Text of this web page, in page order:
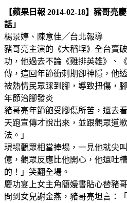
【蘋果日報 2014-02-18】豬哥亮
話」
楊景婷、陳意佳╱台北報導
豬哥亮主演的《大稻埕》全台賣
功，他過去不論《雞排英雄》、
傳，這回年節衝刺期卻神隱，他
被熱情民眾踩到腳，導致扭傷，
年節治腳發炎
豬哥亮年節飽受腳傷所苦，還去
天跑宣傳才說出來，並跟觀眾道
法。」
現場觀眾相當捧場，一見他就尖
億，觀眾反應比他開心，他還吐
的！」笑翻全場。
慶功宴上女主角簡嫚書貼心替豬
問到女兒謝金燕，豬哥亮坦言：